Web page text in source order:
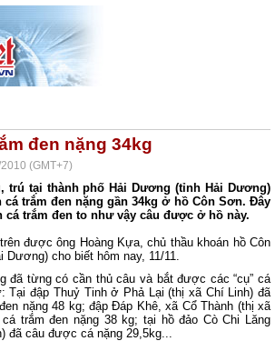
đen nặng 34kg
(GMT+7)
trú tại thành phố Hải Dương (tỉnh Hải Dương)
trắm đen nặng gần 34kg ở hồ Côn Sơn. Đây
cá trắm đen to như vậy câu được ở hồ này.
được ông Hoàng Kựa, chủ thầu khoán hồ Côn
Dương) cho biết hôm nay, 11/11.
từng có cần thủ câu và bắt được các “cụ” cá
Tại đập Thuỷ Tinh ở Phả Lại (thị xã Chí Linh) đã
nặng 48 kg; đập Đáp Khê, xã Cổ Thành (thị xã
trắm đen nặng 38 kg; tại hồ đảo Cò Chi Lăng
đã câu được cá nặng 29,5kg...